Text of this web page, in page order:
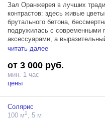
Зал Оранжерея в лучших
контрастов: здесь живые
брутального бетона,
подружилась с современными
аксессуарами, а
Милосской сливается с
Зал Оранжерея занимает
для реализации проектов
мансардным окном в пол,
создающего качественное
читать далее
от 3 000 руб.
мин. 1 час
цены
Солярис
100 м2 , 5 м